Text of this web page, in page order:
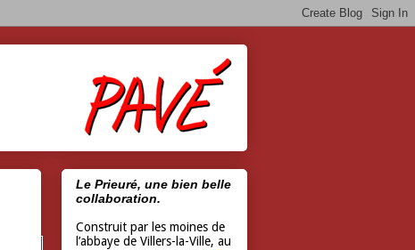
Le Prieuré, une bien belle
collaboration.
Construit par les moines de
l’abbaye de Villers-la-Ville, au